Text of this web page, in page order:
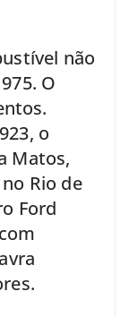
não
O
o
Matos,
Rio de
Ford